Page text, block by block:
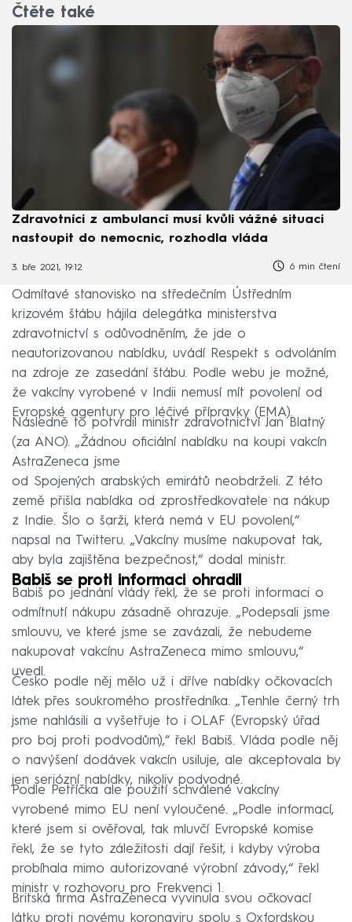
Čtěte také
Zdravotníci z ambulancí musí kvůli vážné situaci
nastoupit do nemocnic, rozhodla vláda
3. bře 2021, 19:12 6 min čtení
Odmítavé stanovisko na středečním Ústředním
krizovém štábu hájila delegátka ministerstva
zdravotnictví s odůvodněním, že jde o
neautorizovanou nabídku, uvádí Respekt s odvoláním
na zdroje ze zasedání štábu. Podle webu je možné,
že vakcíny vyrobené v Indii nemusí mít povolení od
Evropské agentury pro léčivé přípravky (EMA).
Následně to potvrdil ministr zdravotnictví Jan Blatný
(za ANO). „Žádnou oficiální nabídku na koupi vakcín
AstraZeneca jsme
od Spojených arabských emirátů neobdrželi. Z této
země přišla nabídka od zprostředkovatele na nákup
z Indie. Šlo o šarži, která nemá v EU povolení,“
napsal na Twitteru. „Vakcíny musíme nakupovat tak,
aby byla zajištěna bezpečnost,“ dodal ministr.
Babiš se proti informaci ohradil
Babiš po jednání vlády řekl, že se proti informaci o
odmítnutí nákupu zásadně ohrazuje. „Podepsali jsme
smlouvu, ve které jsme se zavázali, že nebudeme
nakupovat vakcínu AstraZeneca mimo smlouvu,“
uvedl.
Česko podle něj mělo už i dříve nabídky očkovacích
látek přes soukromého prostředníka. „Tenhle černý trh
jsme nahlásili a vyšetřuje to i OLAF (Evropský úřad
pro boj proti podvodům),“ řekl Babiš. Vláda podle něj
o navýšení dodávek vakcín usiluje, ale akceptovala by
jen seriózní nabídky, nikoliv podvodné.
Podle Petříčka ale použití schválené vakcíny
vyrobené mimo EU není vyloučené. „Podle informací,
které jsem si ověřoval, tak mluvčí Evropské komise
řekl, že se tyto záležitosti dají řešit, i kdyby výroba
probíhala mimo autorizované výrobní závody,“ řekl
ministr v rozhovoru pro Frekvenci 1.
Britská firma AstraZeneca vyvinula svou očkovací
látku proti novému koronaviru spolu s Oxfordskou